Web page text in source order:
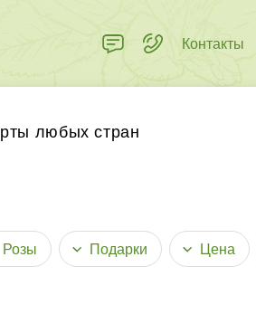
Контакты
любых стран
Розы Подарки Цена